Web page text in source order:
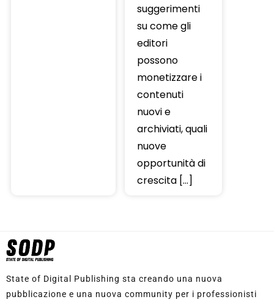
suggerimenti
su come gli
editori
possono
monetizzare i
contenuti
nuovi e
archiviati, quali
nuove
opportunità di
crescita […]
State of Digital Publishing sta creando una nuova
pubblicazione e una nuova community per i professionisti